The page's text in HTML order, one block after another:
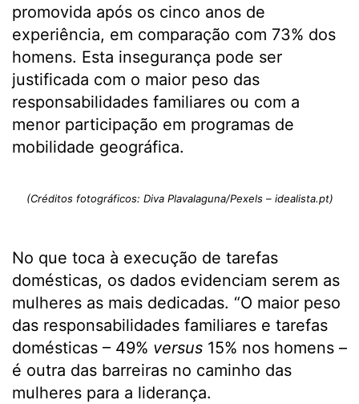
promovida após os cinco anos de
experiência, em comparação com 73% dos
homens. Esta insegurança pode ser
justificada com o maior peso das
responsabilidades familiares ou com a
menor participação em programas de
mobilidade geográfica.
(Créditos fotográficos: Diva Plavalaguna/Pexels – idealista.pt)
No que toca à execução de tarefas
domésticas, os dados evidenciam serem as
mulheres as mais dedicadas. “O maior peso
das responsabilidades familiares e tarefas
domésticas – 49% versus 15% nos homens –
é outra das barreiras no caminho das
mulheres para a liderança.